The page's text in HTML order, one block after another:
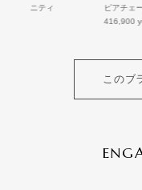
フエタニティ
ブリッラ
1,232,000
このブ